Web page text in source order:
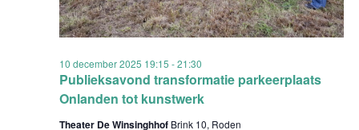
Publieksavond transformatie parkeerplaats
Onlanden tot kunstwerk
10 december 2025 19:15 -21:30
Theater De Winsinghhof Brink 10, Roden